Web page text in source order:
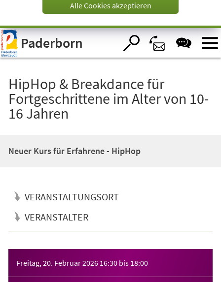
Visuelle
Assistenzsoftware
öffnen.
Alle Cookies akzeptieren
Paderborn
HipHop & Breakdance für
Fortgeschrittene im Alter von 10-
16 Jahren
Neuer Kurs für Erfahrene - HipHop
VERANSTALTUNGSORT
VERANSTALTER
Freitag, 20. Februar 2026 16:30 bis 18:00